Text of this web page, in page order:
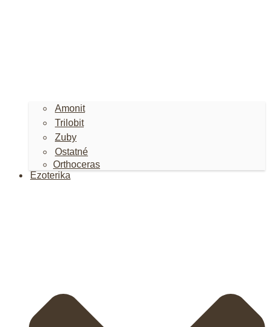
Amonit
Trilobit
Zuby
Ostatné
Orthoceras
Ezoterika